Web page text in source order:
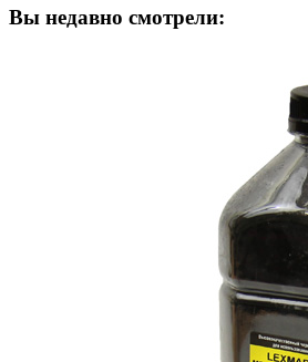
Вы недавно смотрели: